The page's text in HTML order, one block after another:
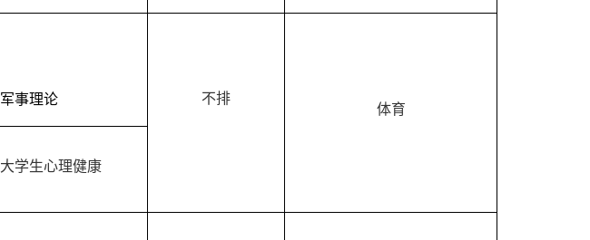
军事理论 不排
体育
大学生心理健康